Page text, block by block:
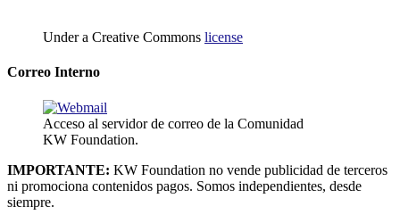
Under a Creative Commons license
Correo Interno
Acceso al servidor de correo de la Comunidad
KW Foundation.
IMPORTANTE: KW Foundation no vende publicidad de terceros
ni promociona contenidos pagos. Somos independientes, desde
siempre.